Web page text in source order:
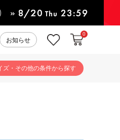
お知らせ お気に入りカートに入
0
ズ・その他の条件から探す